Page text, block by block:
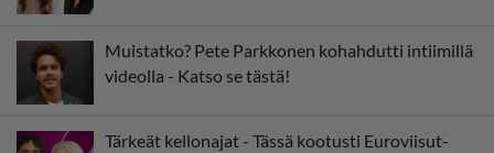
Muistatko? Pete Parkkonen kohahdutti intiimillä
videolla - Katso se tästä!
Tärkeät kellonajat - Tässä kootusti Euroviisut-